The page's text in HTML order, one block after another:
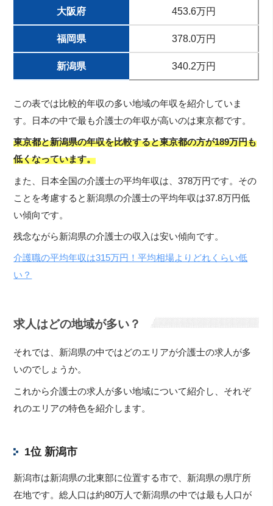
大阪府 453.6万円
福岡県 378.0万円
新潟県 340.2万円
この表では比較的年収の多い地域の年収を紹介していま
す。日本の中で最も介護士の年収が高いのは東京都です。
東京都と新潟県の年収を比較すると東京都の方が189万円も
低くなっています。
また、日本全国の介護士の平均年収は、378万円です。その
ことを考慮すると新潟県の介護士の平均年収は37.8万円低
い傾向です。
残念ながら新潟県の介護士の収入は安い傾向です。
介護職の平均年収は315万円！平均相場よりどれくらい低
い？
求人はどの地域が多い？
それでは、新潟県の中ではどのエリアが介護士の求人が多
いのでしょうか。
これから介護士の求人が多い地域について紹介し、それぞ
れのエリアの特色を紹介します。
1位 新潟市
新潟市は新潟県の北東部に位置する市で、新潟県の県庁所
在地です。総人口は約80万人で新潟県の中では最も人口が